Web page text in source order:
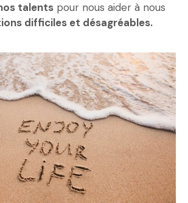
talents pour nous aider à nous
difficiles et désagréables.